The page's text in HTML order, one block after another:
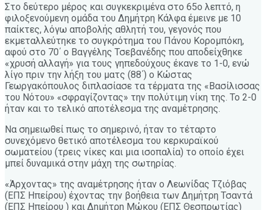
Στο δεύτερο μέρος και συγκεκριμένα στο 65ο λεπτό, η
φιλοξενούμενη ομάδα του Δημήτρη Κάλφα έμεινε με 10
παίκτες, λόγω αποβολής αθλητή του, γεγονός που
εκμεταλλεύτηκε το συγκρότημα του Πάνου Κορομπόκη,
αφού στο 70΄ ο Βαγγέλης Τσεβανέδης που αποδείχθηκε
«χρυσή αλλαγή» για τους γηπεδούχους έκανε το 1-0, ενώ
λίγο πριν την λήξη του ματς (88΄) ο Κώστας
Γεωργακόπουλος διπλασίασε τα τέρματα της «Βασίλισσας
του Νότου» «σφραγίζοντας» την πολύτιμη νίκη της. Το 2-0
ήταν και το τελικό αποτέλεσμα της αναμέτρησης.
Να σημειωθεί πως το σημερινό, ήταν το τέταρτο
συνεχόμενο θετικό αποτέλεσμα του κερκυραϊκού
σωματείου (τρεις νίκες και μια ισοπαλία) το οποίο έχει
μπεί δυναμικά στην μάχη της σωτηρίας.
«Άρχοντας» της αναμέτρησης ήταν ο Λεωνίδας Τζιόβας
(ΕΠΣ Ηπείρου) έχοντας την βοήθεια των Δημήτρη Τσαντά
(ΕΠΣ Ηπείρου ) και Δημήτρη Μώκου (ΕΠΣ Θεσπρωτίας)